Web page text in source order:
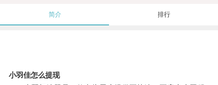
简介 排行
小羽佳怎么提现